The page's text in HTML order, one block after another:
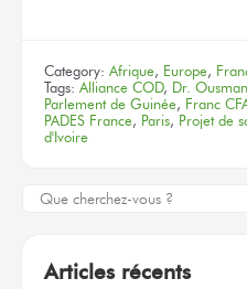
Category: Afrique, Europe,
Tags: Alliance COD, Dr.
Parlement de Guinée, Franc
PADES France, Paris, Projet de
d'Ivoire
Articles récents